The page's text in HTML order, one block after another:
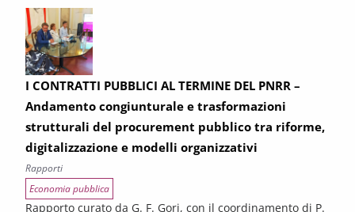
I CONTRATTI PUBBLICI AL TERMINE DEL PNRR –
Andamento congiunturale e trasformazioni
strutturali del procurement pubblico tra riforme,
digitalizzazione e modelli organizzativi
Rapporti
Economia pubblica
Rapporto curato da G. F. Gori, con il coordinamento di P.